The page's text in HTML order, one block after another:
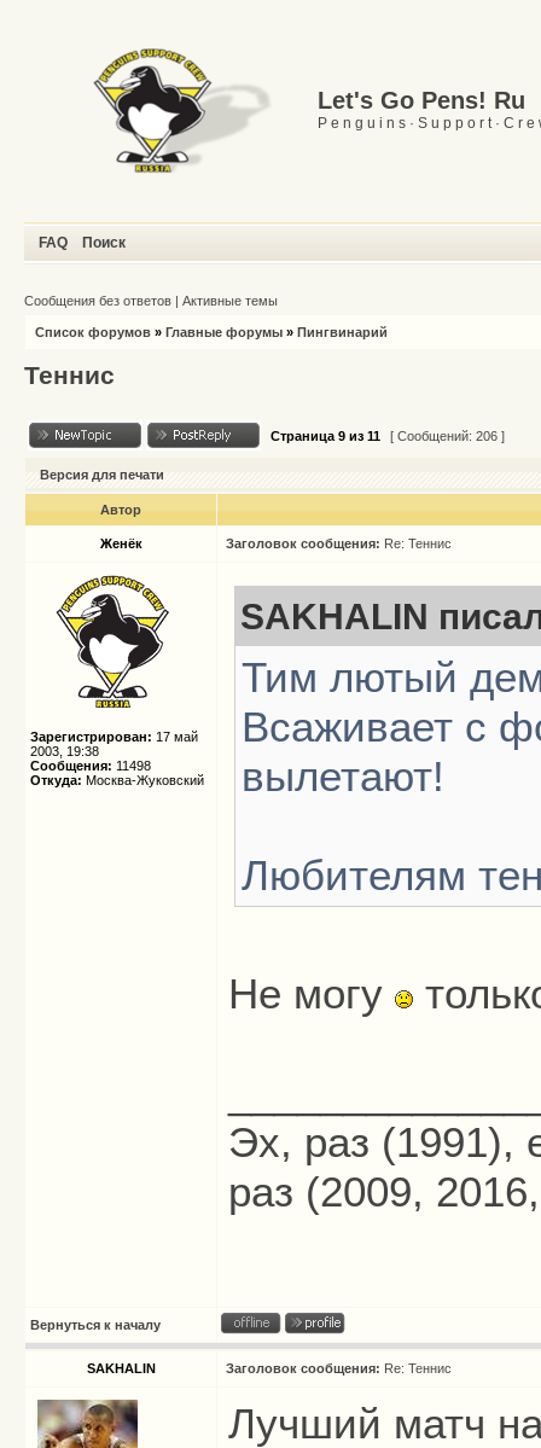
Let's Go Pens! Ru
P e n g u i n s · S u p p o r t · C r e
FAQ Поиск
Сообщения без ответов | Активные темы
Список форумов » Главные форумы » Пингвинарий
Теннис
Страница 9 из 11 [ Сообщений: 206 ]
Версия для печати
Автор
Женёк Заголовок сообщения: Re: Теннис
Зарегистрирован: 17 май
2003, 19:38
Сообщения: 11498
Откуда: Москва-Жуковский
SAKHALIN
Тим лютый
Всаживает с
вылетают!
Любителям
Не могу
Эх, раз (1991),
раз (2009,
Вернуться к началу
SAKHALIN Заголовок сообщения: Re: Теннис
Лучший матч